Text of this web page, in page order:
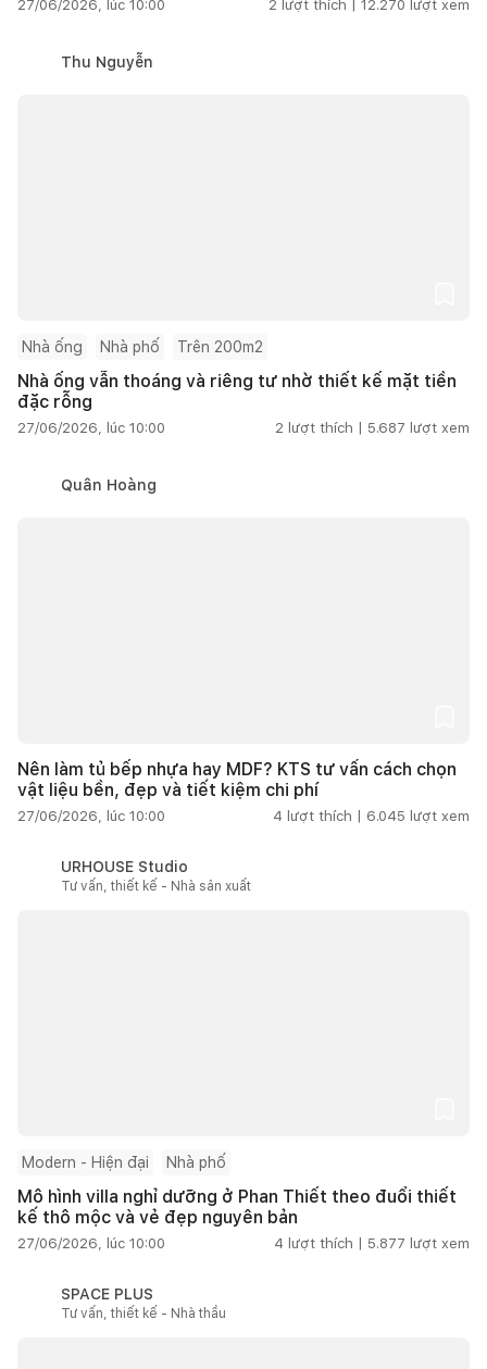
27/06/2026, lúc 10:00 2 lượt thích | 12.270 lượt xem
Thu Nguyễn
Nhà ống Nhà phố Trên 200m2
Nhà ống vẫn thoáng và riêng tư nhờ thiết kế mặt tiền
đặc rỗng
27/06/2026, lúc 10:00 2 lượt thích | 5.687 lượt xem
Quân Hoàng
Nên làm tủ bếp nhựa hay MDF? KTS tư vấn cách chọn
vật liệu bền, đẹp và tiết kiệm chi phí
27/06/2026, lúc 10:00 4 lượt thích | 6.045 lượt xem
URHOUSE Studio
Tư vấn, thiết kế - Nhà sản xuất
Modern - Hiện đại Nhà phố
Mô hình villa nghỉ dưỡng ở Phan Thiết theo đuổi thiết
kế thô mộc và vẻ đẹp nguyên bản
27/06/2026, lúc 10:00 4 lượt thích | 5.877 lượt xem
SPACE PLUS
Tư vấn, thiết kế - Nhà thầu